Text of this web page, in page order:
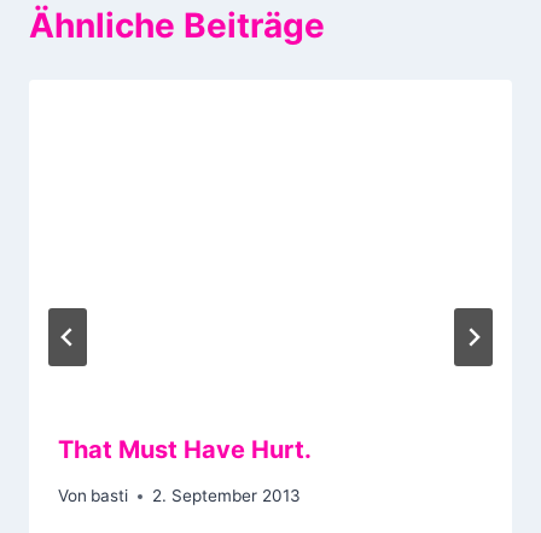
Ähnliche Beiträge
That Must Have Hurt.
Von basti 2. September 2013